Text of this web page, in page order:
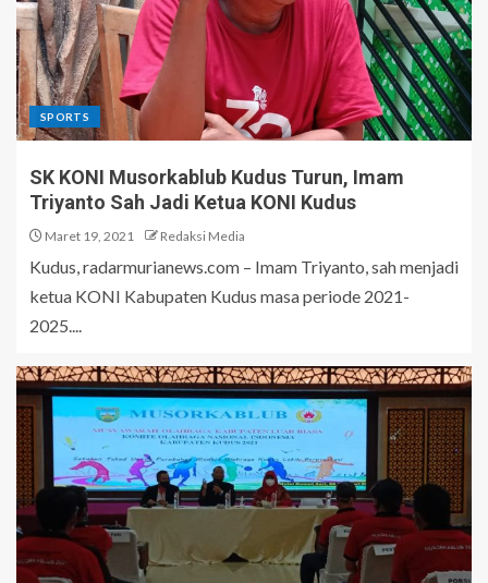
SPORTS
SK KONI Musorkablub Kudus Turun, Imam
Triyanto Sah Jadi Ketua KONI Kudus
Maret 19, 2021 Redaksi Media
Kudus, radarmurianews.com – Imam Triyanto, sah menjadi
ketua KONI Kabupaten Kudus masa periode 2021-
2025....